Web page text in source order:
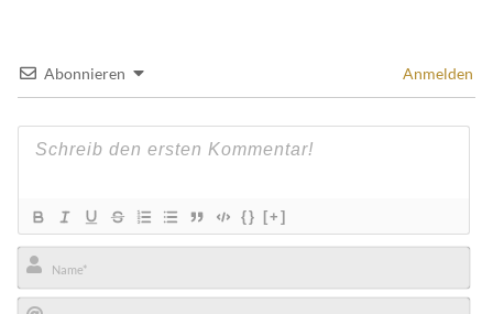
Abonnieren Anmelden
{} [+]
Name*